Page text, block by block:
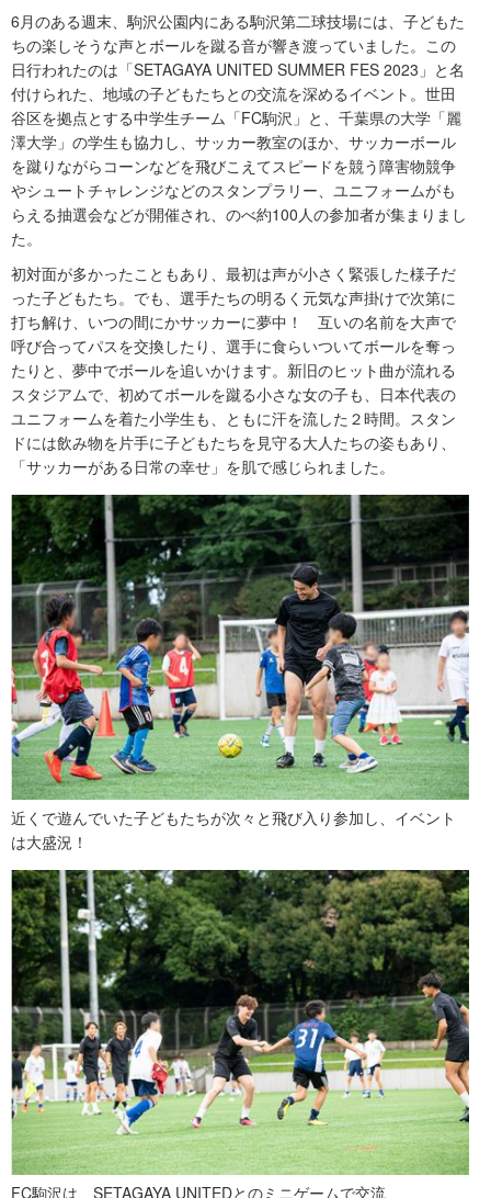
6月のある週末、駒沢公園内にある駒沢第二球技場には、子どもた
ちの楽しそうな声とボールを蹴る音が響き渡っていました。この
日行われたのは「SETAGAYA UNITED SUMMER FES 2023」と名
付けられた、地域の子どもたちとの交流を深めるイベント。世田
谷区を拠点とする中学生チーム「FC駒沢」と、千葉県の大学「麗
澤大学」の学生も協力し、サッカー教室のほか、サッカーボール
を蹴りながらコーンなどを飛びこえてスピードを競う障害物競争
やシュートチャレンジなどのスタンプラリー、ユニフォームがも
らえる抽選会などが開催され、のべ約100人の参加者が集まりまし
た。
初対面が多かったこともあり、最初は声が小さく緊張した様子だ
った子どもたち。でも、選手たちの明るく元気な声掛けで次第に
打ち解け、いつの間にかサッカーに夢中！ 互いの名前を大声で
呼び合ってパスを交換したり、選手に食らいついてボールを奪っ
たりと、夢中でボールを追いかけます。新旧のヒット曲が流れる
スタジアムで、初めてボールを蹴る小さな女の子も、日本代表の
ユニフォームを着た小学生も、ともに汗を流した２時間。スタン
ドには飲み物を片手に子どもたちを見守る大人たちの姿もあり、
「サッカーがある日常の幸せ」を肌で感じられました。
近くで遊んでいた子どもたちが次々と飛び入り参加し、イベント
は大盛況！
FC駒沢は、SETAGAYA UNITEDとのミニゲームで交流